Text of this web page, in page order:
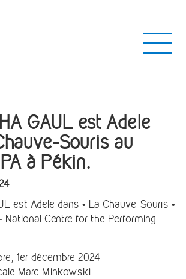
GAUL est Adele
Souris au
à Pékin.
est Adele dans • La Chauve-Souris •
National Centre for the Performing
1er décembre 2024
Marc Minkowski